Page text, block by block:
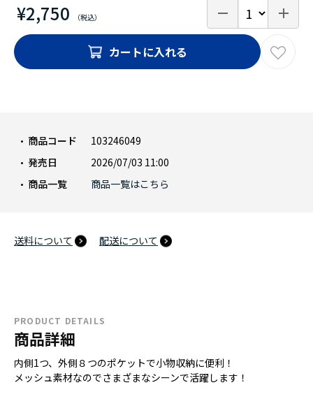
¥2,750
商品コード
103246049
発売日
2026/07/03 11:00
商品一覧
商品一覧はこちら
送料について 配送について
カートに入れる
PRODUCT DETAILS
商品詳細
内側1つ、外側８つのポケットで小物収納に便利！
メッシュ素材なのでさまざまなシーンで活躍します！